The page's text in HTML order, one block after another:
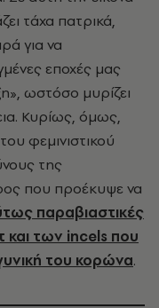
τάχα πατρικά,
για να
εποχές μας
ωστόσο μυρίζει
Κυρίως, όμως,
φεμινιστικού
της
που προέκυψε να
παραβιαστικές
και των incels που
του κορώνα.